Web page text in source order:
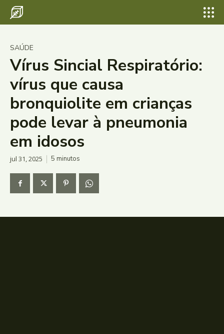
SAÚDE
Vírus Sincial Respiratório:
vírus que causa
bronquiolite em crianças
pode levar à pneumonia
em idosos
jul 31, 2025 5 minutos